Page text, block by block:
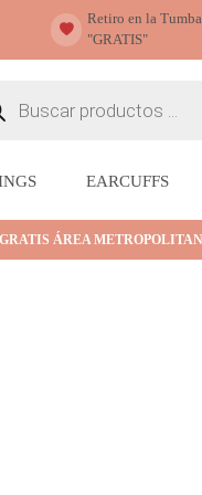
Retiro en la
"GRATIS"
EARCUFFS
ÁREA